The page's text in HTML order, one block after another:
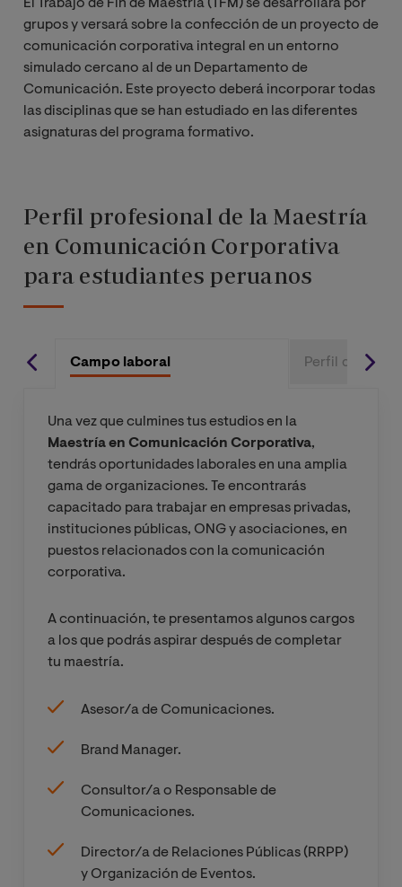
Las Nuevas
Organizacion
es: RSC y
Sostenibilidad
Corporativa
Interna,
Futuro de la
Comunicación
Corporativa:
Los Medios
Digitales
Organización
de Eventos,
Institucionale
s y Protocolo
Comunicación
de Riesgo y de
Crisis
Medición y
Auditoría de
El Trabajo de Fin de Maestría (TFM) se desarrollará por
grupos y versará sobre la confección de un proyecto de
comunicación corporativa integral en un entorno
simulado cercano al de un Departamento de
Comunicación. Este proyecto deberá incorporar todas
las disciplinas que se han estudiado en las diferentes
asignaturas del programa formativo.
Perfil profesional de la Maestría
en Comunicación Corporativa
para estudiantes peruanos
Campo laboral Perfil del
Una vez que culmines tus estudios en la
Maestría en Comunicación Corporativa,
tendrás oportunidades laborales en una amplia
gama de organizaciones. Te encontrarás
capacitado para trabajar en empresas privadas,
instituciones públicas, ONG y asociaciones, en
puestos relacionados con la comunicación
corporativa.
A continuación, te presentamos algunos cargos
a los que podrás aspirar después de completar
tu maestría.
Asesor/a de Comunicaciones.
Brand Manager.
Consultor/a o Responsable de
Comunicaciones.
Director/a de Relaciones Públicas (RRPP)
y Organización de Eventos.